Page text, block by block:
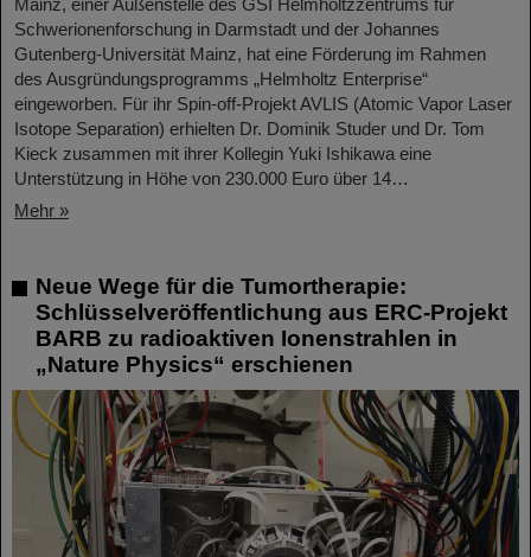
Mainz, einer Außenstelle des GSI Helmholtzzentrums für
Schwerionenforschung in Darmstadt und der Johannes
Gutenberg-Universität Mainz, hat eine Förderung im Rahmen
des Ausgründungsprogramms „Helmholtz Enterprise“
eingeworben. Für ihr Spin-off-Projekt AVLIS (Atomic Vapor Laser
Isotope Separation) erhielten Dr. Dominik Studer und Dr. Tom
Kieck zusammen mit ihrer Kollegin Yuki Ishikawa eine
Unterstützung in Höhe von 230.000 Euro über 14…
Mehr »
Neue Wege für die Tumortherapie:
Schlüsselveröffentlichung aus ERC-Projekt
BARB zu radioaktiven Ionenstrahlen in
„Nature Physics“ erschienen